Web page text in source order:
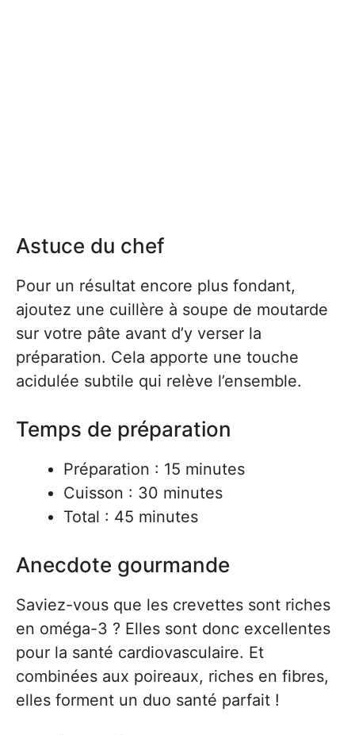
Astuce du chef
Pour un résultat encore plus fondant,
ajoutez une cuillère à soupe de moutarde
sur votre pâte avant d’y verser la
préparation. Cela apporte une touche
acidulée subtile qui relève l’ensemble.
Temps de préparation
Préparation : 15 minutes
Cuisson : 30 minutes
Total : 45 minutes
Anecdote gourmande
Saviez-vous que les crevettes sont riches
en oméga-3 ? Elles sont donc excellentes
pour la santé cardiovasculaire. Et
combinées aux poireaux, riches en fibres,
elles forment un duo santé parfait !